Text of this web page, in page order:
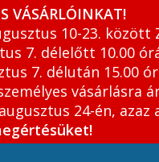
VÁSÁRLÓINKAT!
10-23. között
7. délelőtt 10.00
7. délután 15.00
vásárlásra
24-én,